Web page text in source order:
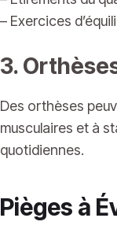
– Exercices
3.
Des orthèses
musculaires et à
quotidiennes.
Pièges à